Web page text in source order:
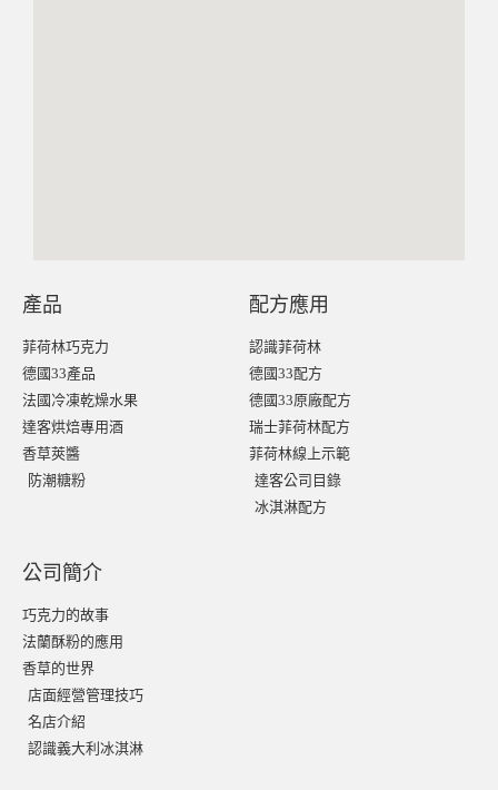
產品
菲荷林巧克力
德國33產品
法國冷凍乾燥水果
達客烘焙專用酒
香草莢醬
防潮糖粉
配方應用
認識菲荷林
德國33配方
德國33原廠配方
瑞士菲荷林配方
菲荷林線上示範
達客公司目錄
冰淇淋配方
公司簡介
巧克力的故事
法蘭酥粉的應用
香草的世界
店面經營管理技巧
名店介紹
認識義大利冰淇淋